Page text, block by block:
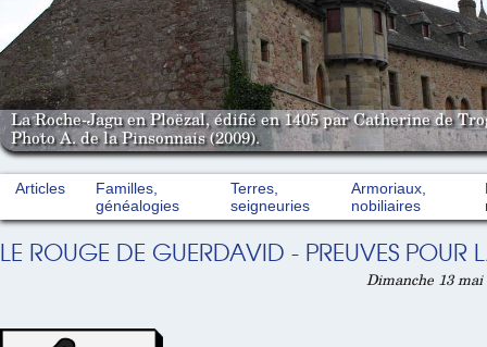
La Roche-Jagu en Ploëzal, édifié en 1405 par Catherine de
Photo A. de la Pinsonnais (2009).
Articles
Familles,
généalogies
Terres,
seigneuries
Armoriaux,
nobiliaires
LE ROUGE DE GUERDAVID - PREUVES
Dimanche 13